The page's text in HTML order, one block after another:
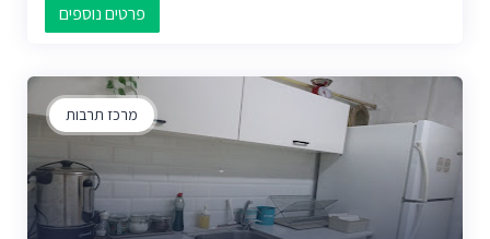
פרטים נוספים
מרכז תרבות